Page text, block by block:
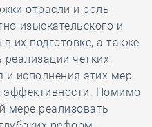
отрасли и роль
изыскательского и
их подготовке, а также
реализации четких
и исполнения этих мер
эффективности. Помимо
мере реализовать